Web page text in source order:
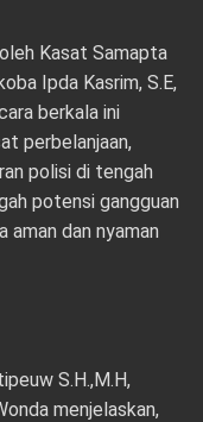
Kasat Samapta
Ipda Kasrim, S.E,
berkala ini
perbelanjaan,
polisi di tengah
potensi gangguan
aman dan nyaman
S.H.,M.H,
menjelaskan,